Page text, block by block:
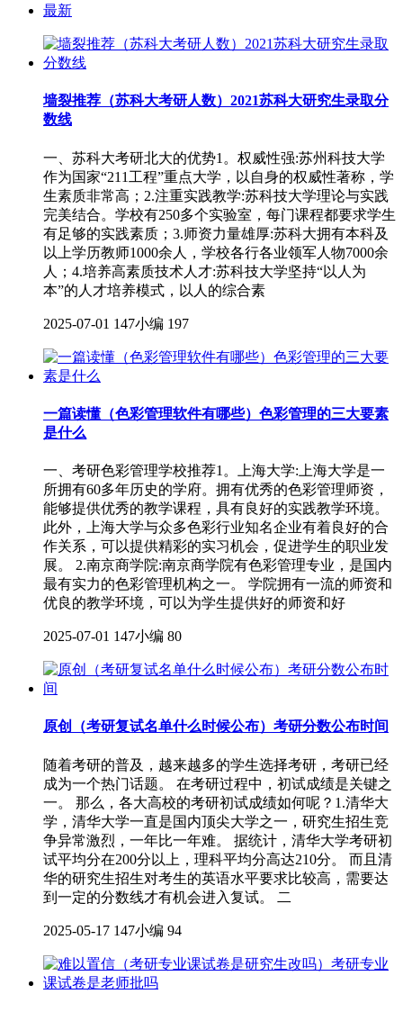
最新
墙裂推荐（苏科大考研人数）2021苏科大研究生录取分
数线
一、苏科大考研北大的优势1。权威性强:苏州科技大学
作为国家“211工程”重点大学，以自身的权威性著称，学
生素质非常高；2.注重实践教学:苏科技大学理论与实践
完美结合。学校有250多个实验室，每门课程都要求学生
有足够的实践素质；3.师资力量雄厚:苏科大拥有本科及
以上学历教师1000余人，学校各行各业领军人物7000余
人；4.培养高素质技术人才:苏科技大学坚持“以人为
本”的人才培养模式，以人的综合素
2025-07-01 147小编 197
一篇读懂（色彩管理软件有哪些）色彩管理的三大要素
是什么
一、考研色彩管理学校推荐1。上海大学:上海大学是一
所拥有60多年历史的学府。拥有优秀的色彩管理师资，
能够提供优秀的教学课程，具有良好的实践教学环境。
此外，上海大学与众多色彩行业知名企业有着良好的合
作关系，可以提供精彩的实习机会，促进学生的职业发
展。 2.南京商学院:南京商学院有色彩管理专业，是国内
最有实力的色彩管理机构之一。 学院拥有一流的师资和
优良的教学环境，可以为学生提供好的师资和好
2025-07-01 147小编 80
原创（考研复试名单什么时候公布）考研分数公布时间
随着考研的普及，越来越多的学生选择考研，考研已经
成为一个热门话题。 在考研过程中，初试成绩是关键之
一。 那么，各大高校的考研初试成绩如何呢？1.清华大
学，清华大学一直是国内顶尖大学之一，研究生招生竞
争异常激烈，一年比一年难。 据统计，清华大学考研初
试平均分在200分以上，理科平均分高达210分。 而且清
华的研究生招生对考生的英语水平要求比较高，需要达
到一定的分数线才有机会进入复试。 二
2025-05-17 147小编 94